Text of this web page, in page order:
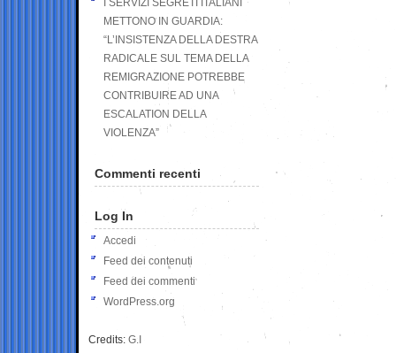
I SERVIZI SEGRETI ITALIANI
METTONO IN GUARDIA:
“L’INSISTENZA DELLA DESTRA
RADICALE SUL TEMA DELLA
REMIGRAZIONE POTREBBE
CONTRIBUIRE AD UNA
ESCALATION DELLA
VIOLENZA”
Commenti recenti
Log In
Accedi
Feed dei contenuti
Feed dei commenti
WordPress.org
Credits: G.I